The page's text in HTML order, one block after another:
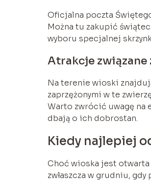
Oficjalna poczta
Można tu zakupić
wyboru specjalnej
Atrakcje
Na terenie wioski
zaprzężonymi w te
Warto zwrócić uwagę na
dbają o ich dobrostan.
Kiedy najlepiej
Choć wioska jest otwarta
zwłaszcza w grudniu,